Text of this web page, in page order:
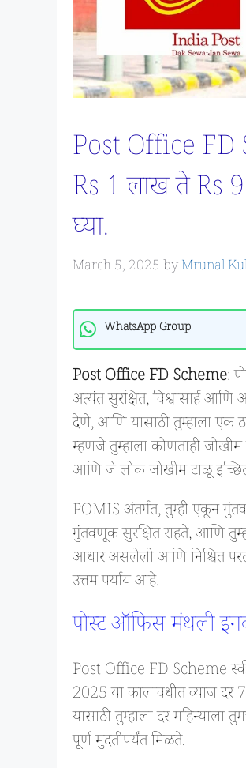
Post Office FD
Rs 1 लाख ते Rs
घ्या.
March 5, 2025 byMrunal
WhatsApp Group
Post Office FD Scheme:
अत्यंत सुरक्षित, विश्वासार्ह
देणे, आणि यासाठी तुम्हाला एक
म्हणजे तुम्हाला कोणताही जोखीम
आणि जे लोक जोखीम टाळू
POMIS अंतर्गत, तुम्ही एकून
गुंतवणूक सुरक्षित राहते, आणि
आधार असलेली आणि निश्चित
उत्तम पर्याय आहे.
पोस्ट ऑफिस मंथली
Post Office FD Scheme
2025 या कालावधीत व्याज दर
यासाठी तुम्हाला दर
पूर्ण मुदतीपर्यंत मिळते.